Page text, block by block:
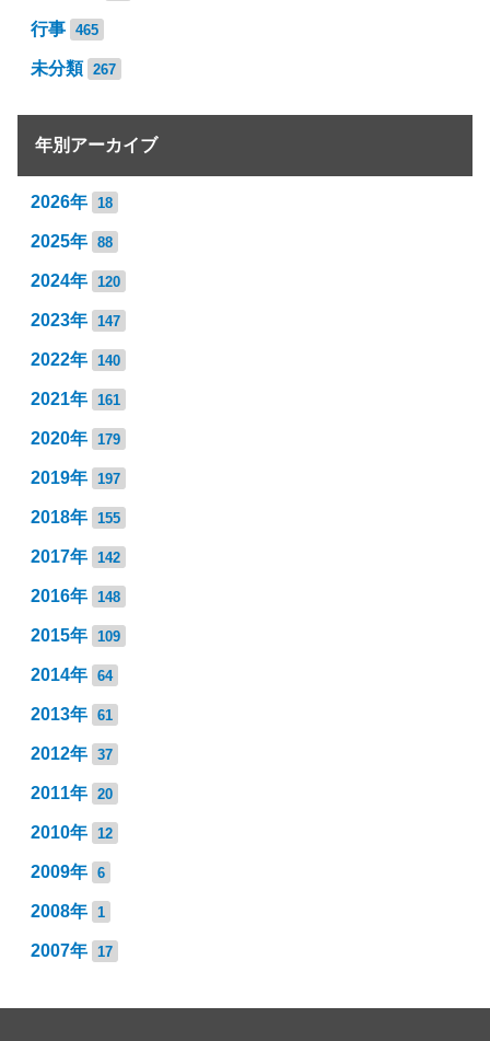
行事 465
未分類 267
年別アーカイブ
2026年 18
2025年 88
2024年 120
2023年 147
2022年 140
2021年 161
2020年 179
2019年 197
2018年 155
2017年 142
2016年 148
2015年 109
2014年 64
2013年 61
2012年 37
2011年 20
2010年 12
2009年 6
2008年 1
2007年 17